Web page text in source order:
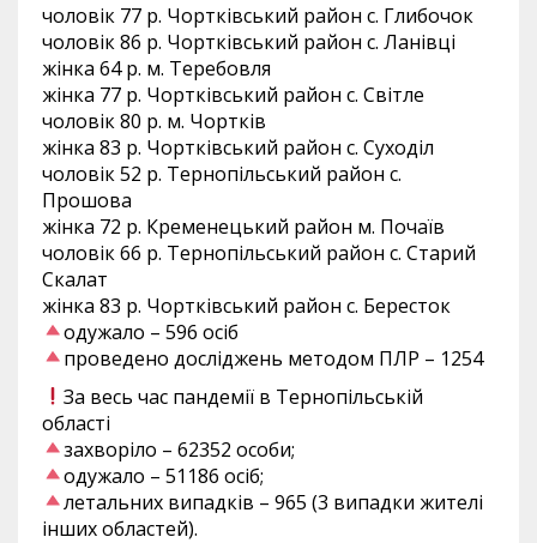
чоловік 77 р. Чортківський район с. Глибочок
чоловік 86 р. Чортківський район с. Ланівці
жінка 64 р. м. Теребовля
жінка 77 р. Чортківський район с. Світле
чоловік 80 р. м. Чортків
жінка 83 р. Чортківський район с. Суходіл
чоловік 52 р. Тернопільський район с.
Прошова
жінка 72 р. Кременецький район м. Почаїв
чоловік 66 р. Тернопільський район с. Старий
Скалат
жінка 83 р. Чортківський район с. Бересток
одужало – 596 осіб
проведено досліджень методом ПЛР – 1254
За весь час пандемії в Тернопільській
області
захворіло – 62352 особи;
одужало – 51186 осіб;
летальних випадків – 965 (3 випадки жителі
інших областей).